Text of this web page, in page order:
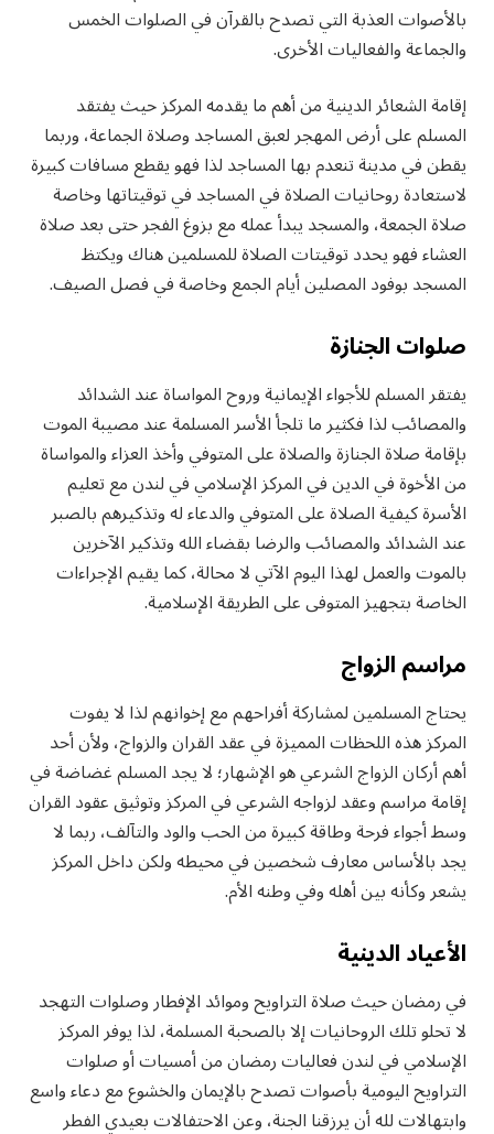
بالأصوات العذبة التي تصدح بالقرآن في الصلوات الخمس
والجماعة والفعاليات الأخرى.
إقامة الشعائر الدينية من أهم ما يقدمه المركز حيث يفتقد
المسلم على أرض المهجر لعبق المساجد وصلاة الجماعة، وربما
يقطن في مدينة تنعدم بها المساجد لذا فهو يقطع مسافات كبيرة
لاستعادة روحانيات الصلاة في المساجد في توقيتاتها وخاصة
صلاة الجمعة، والمسجد يبدأ عمله مع بزوغ الفجر حتى بعد صلاة
العشاء فهو يحدد توقيتات الصلاة للمسلمين هناك ويكتظ
المسجد بوفود المصلين أيام الجمع وخاصة في فصل الصيف.
صلوات الجنازة
يفتقر المسلم للأجواء الإيمانية وروح المواساة عند الشدائد
والمصائب لذا فكثير ما تلجأ الأسر المسلمة عند مصيبة الموت
بإقامة صلاة الجنازة والصلاة على المتوفي وأخذ العزاء والمواساة
من الأخوة في الدين في المركز الإسلامي في لندن مع تعليم
الأسرة كيفية الصلاة على المتوفي والدعاء له وتذكيرهم بالصبر
عند الشدائد والمصائب والرضا بقضاء الله وتذكير الآخرين
بالموت والعمل لهذا اليوم الآتي لا محالة، كما يقيم الإجراءات
الخاصة بتجهيز المتوفى على الطريقة الإسلامية.
مراسم الزواج
يحتاج المسلمين لمشاركة أفراحهم مع إخوانهم لذا لا يفوت
المركز هذه اللحظات المميزة في عقد القران والزواج، ولأن أحد
أهم أركان الزواج الشرعي هو الإشهار؛ لا يجد المسلم غضاضة في
إقامة مراسم وعقد لزواجه الشرعي في المركز وتوثيق عقود القران
وسط أجواء فرحة وطاقة كبيرة من الحب والود والتآلف، ربما لا
يجد بالأساس معارف شخصين في محيطه ولكن داخل المركز
يشعر وكأنه بين أهله وفي وطنه الأم.
الأعياد الدينية
في رمضان حيث صلاة التراويح وموائد الإفطار وصلوات التهجد
لا تحلو تلك الروحانيات إلا بالصحبة المسلمة، لذا يوفر المركز
الإسلامي في لندن فعاليات رمضان من أمسيات أو صلوات
التراويح اليومية بأصوات تصدح بالإيمان والخشوع مع دعاء واسع
وابتهالات لله أن يرزقنا الجنة، وعن الاحتفالات بعيدي الفطر